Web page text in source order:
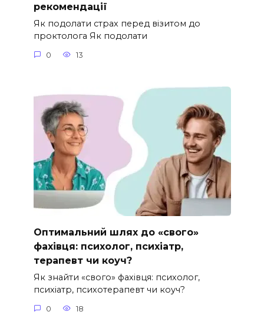
рекомендації
Як подолати страх перед візитом до
проктолога Як подолати
0 13
Оптимальний шлях до «свого»
фахівця: психолог, психіатр,
терапевт чи коуч?
Як знайти «свого» фахівця: психолог,
психіатр, психотерапевт чи коуч?
0 18